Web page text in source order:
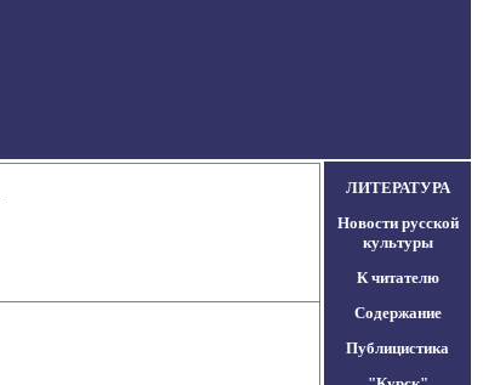
ЛИТЕРАТУРА
Новости русской
культуры
К читателю
Содержание
Публицистика